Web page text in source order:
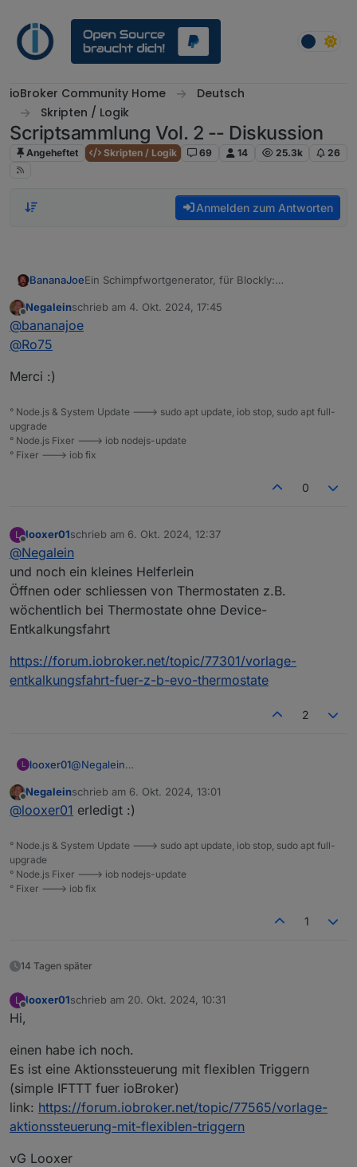
ioBroker Community Home
Deutsch
Skripten / Logik
Scriptsammlung Vol. 2 -- Diskussion
Angeheftet Skripten / Logik 69 14 25.3k 26
Anmelden zum Antworten
BananaJoeEin Schimpfwortgenerator, für Blockly:
schimpfwortgenerator
Für JavaScript einfach den Inhalt der Funktion
Offline
Negaleinschrieb am 4. Okt. 2024, 17:45
zuletzt editiert von
@bananajoe
@Ro75
Merci :)
° Node.js & System Update ---> sudo apt update, iob stop, sudo apt full-
upgrade
° Node.js Fixer ---> iob nodejs-update
° Fixer ---> iob fix
0
L
Offline
looxer01schrieb am 6. Okt. 2024, 12:37
zuletzt editiert von
@Negalein
und noch ein kleines Helferlein
Öffnen oder schliessen von Thermostaten z.B.
wöchentlich bei Thermostate ohne Device-
Entkalkungsfahrt
https://forum.iobroker.net/topic/77301/vorlage-
entkalkungsfahrt-fuer-z-b-evo-thermostate
2
L looxer01@Negalein
Öffnen oder schliessen von Thermostaten z.B.
wöchentlich bei Thermostate ohne Device-
https://forum.iobroker.net/topic/77301/vorlage-
entkalkungsfahrt-fuer-z-b-evo-thermostate
Offline
Negaleinschrieb am 6. Okt. 2024, 13:01
zuletzt editiert von
@looxer01 erledigt :)
° Node.js & System Update ---> sudo apt update, iob stop, sudo apt full-
upgrade
° Node.js Fixer ---> iob nodejs-update
° Fixer ---> iob fix
1
14 Tagen später
L looxer01schrieb am 20. Okt. 2024, 10:31
zuletzt editiert von
Hi,
einen habe ich noch.
Es ist eine Aktionssteuerung mit flexiblen Triggern
(simple IFTTT fuer ioBroker)
link: https://forum.iobroker.net/topic/77565/vorlage-
aktionssteuerung-mit-flexiblen-triggern
vG Looxer